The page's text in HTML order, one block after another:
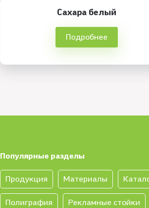
Сахара белый
Подробнее
Популярные разделы
Продукция Материалы
Полиграфия Рекламные стойки